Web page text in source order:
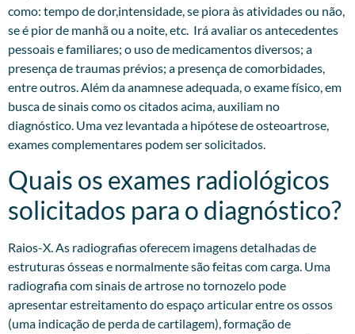
como: tempo de dor,intensidade, se piora às atividades ou não,
se é pior de manhã ou a noite, etc. Irá avaliar os antecedentes
pessoais e familiares; o uso de medicamentos diversos; a
presença de traumas prévios; a presença de comorbidades,
entre outros. Além da anamnese adequada, o exame físico, em
busca de sinais como os citados acima, auxiliam no
diagnóstico. Uma vez levantada a hipótese de osteoartrose,
exames complementares podem ser solicitados.​
Quais os exames radiológicos
solicitados para o diagnóstico?
Raios-X. As radiografias oferecem imagens detalhadas de
estruturas ósseas e normalmente são feitas com carga. Uma
radiografia com sinais de artrose no tornozelo pode
apresentar estreitamento do espaço articular entre os ossos
(uma indicação de perda de cartilagem), formação de